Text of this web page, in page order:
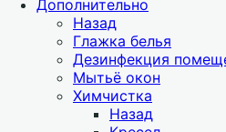
Дополнительно
Назад
Глажка белья
Дезинфекция
Мытьё окон
Химчистка
Назад